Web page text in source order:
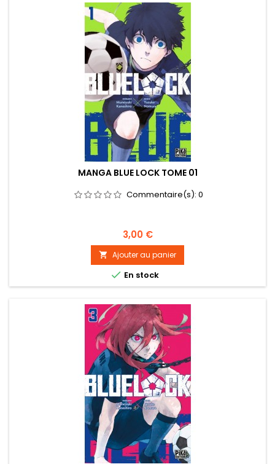
MANGA BLUE LOCK TOME 01
Commentaire(s): 0
Prix
3,00 €
 Ajouter au panier
 En stock